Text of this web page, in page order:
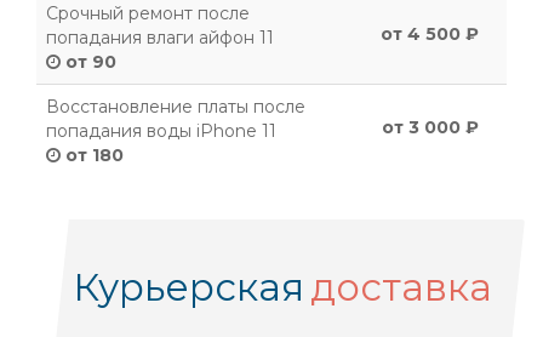
Срочный ремонт после
попадания влаги айфон 11
от 90
от 4 500 ₽
Восстановление платы после
попадания воды iPhone 11
от 180
от 3 000 ₽
Курьерская доставка